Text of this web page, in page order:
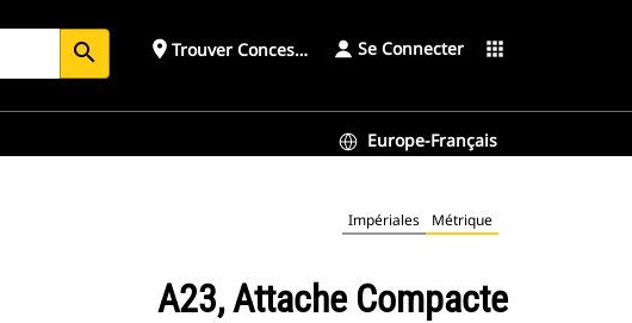
search place Trouver ConcessionnaireSe Connecter apps
Europe-Français
Impériales Métrique
A23, Attache Compacte